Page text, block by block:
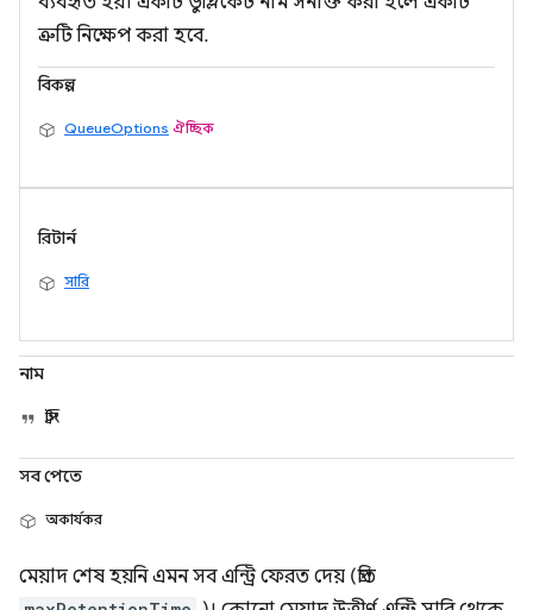
ত্রুটি নিক্ষেপ করা হবে.
বিকল্প
QueueOptions ঐচ্ছিক
রিটার্ন
সারি
নাম
স্ট্রিং
সব পেতে
অকার্যকর
মেয়াদ শেষ হয়নি এমন সব এন্ট্রি ফেরত দেয় (প্রতি